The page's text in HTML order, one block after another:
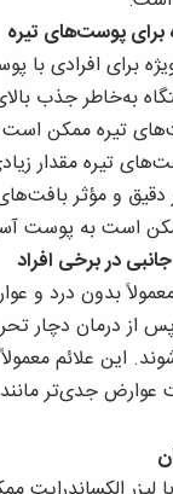
پوست‌های تیره
ویژه برای افرادی
به‌خاطر جذب
تیره ممکن است
تیره مقدار
دقیق و مؤثر
است به پوست
در برخی افراد
معمولاً بدون درد و
از درمان دچار
این علائم
عوارض جدی‌تر